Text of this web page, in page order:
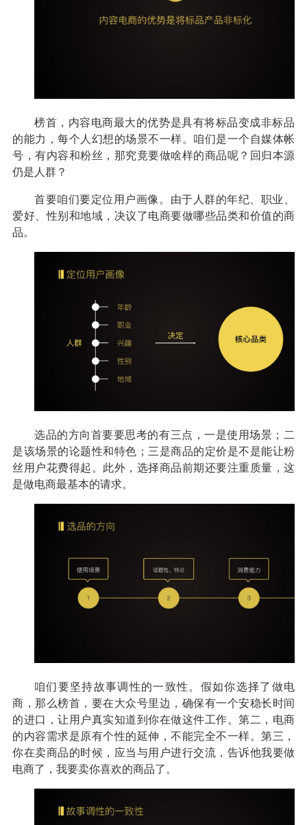
榜首，内容电商最大的优势是具有将标品变成非标品
的能力，每个人幻想的场景不一样。咱们是一个自媒体帐
号，有内容和粉丝，那究竟要做啥样的商品呢？回归本源
仍是人群？
首要咱们要定位用户画像。由于人群的年纪、职业、
爱好、性别和地域，决议了电商要做哪些品类和价值的商
品。
选品的方向首要要思考的有三点，一是使用场景；二
是该场景的论题性和特色；三是商品的定价是不是能让粉
丝用户花费得起。此外，选择商品前期还要注重质量，这
是做电商最基本的请求。
咱们要坚持故事调性的一致性。假如你选择了做电
商，那么榜首，要在大众号里边，确保有一个安稳长时间
的进口，让用户真实知道到你在做这件工作。第二，电商
的内容需求是原有个性的延伸，不能完全不一样。第三，
你在卖商品的时候，应当与用户进行交流，告诉他我要做
电商了，我要卖你喜欢的商品了。